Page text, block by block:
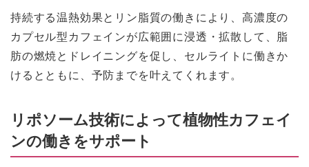
持続する温熱効果とリン脂質の働きにより、高濃度の
カプセル型カフェインが広範囲に浸透・拡散して、脂
肪の燃焼とドレイニングを促し、セルライトに働きか
けるとともに、予防までを叶えてくれます。
リポソーム技術によって植物性カフェイ
ンの働きをサポート